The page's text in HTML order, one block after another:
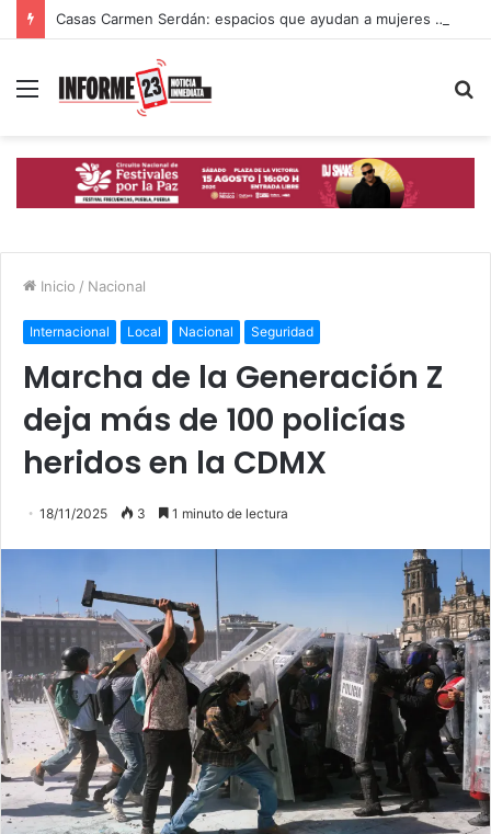
Casas Carmen Serdán: espacios que ayudan a mujeres poblanas a romper ciclos de violencia
Menú
Inicio / Nacional
Internacional Local Nacional Seguridad
Marcha de la Generación Z
deja más de 100 policías
heridos en la CDMX
18/11/2025 3 1 minuto de lectura